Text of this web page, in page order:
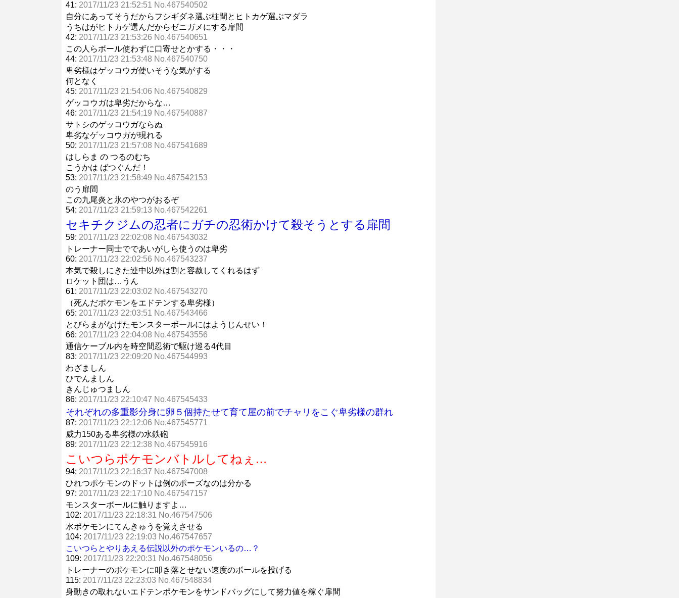
41: 2017/11/23 21:52:51 No.467540502
自分にあってそうだからフシギダネ選ぶ柱間とヒトカゲ選ぶマダラ
うちはがヒトカゲ選んだからゼニガメにする扉間
42: 2017/11/23 21:53:26 No.467540651
この人らボール使わずに口寄せとかする・・・
44: 2017/11/23 21:53:48 No.467540750
卑劣様はゲッコウガ使いそうな気がする
何となく
45: 2017/11/23 21:54:06 No.467540829
ゲッコウガは卑劣だからな…
46: 2017/11/23 21:54:19 No.467540887
サトシのゲッコウガならぬ
卑劣なゲッコウガが現れる
50: 2017/11/23 21:57:08 No.467541689
はしらま の つるのむち
こうかは ばつぐんだ！
53: 2017/11/23 21:58:49 No.467542153
のう扉間
この九尾炎と氷のやつがおるぞ
54: 2017/11/23 21:59:13 No.467542261
セキチクジムの忍者にガチの忍術かけて殺そうとする扉間
59: 2017/11/23 22:02:08 No.467543032
トレーナー同士でであいがしら使うのは卑劣
60: 2017/11/23 22:02:56 No.467543237
本気で殺しにきた連中以外は割と容赦してくれるはず
ロケット団は…うん
61: 2017/11/23 22:03:02 No.467543270
（死んだポケモンをエドテンする卑劣様）
65: 2017/11/23 22:03:51 No.467543466
とびらまがなげたモンスターボールにはようじんせい！
66: 2017/11/23 22:04:08 No.467543556
通信ケーブル内を時空間忍術で駆け巡る4代目
83: 2017/11/23 22:09:20 No.467544993
わざましん
ひでんましん
きんじゅつましん
86: 2017/11/23 22:10:47 No.467545433
それぞれの多重影分身に卵５個持たせて育て屋の前でチャリをこぐ卑劣様の群れ
87: 2017/11/23 22:12:06 No.467545771
威力150ある卑劣様の水鉄砲
89: 2017/11/23 22:12:38 No.467545916
こいつらポケモンバトルしてねぇ…
94: 2017/11/23 22:16:37 No.467547008
ひれつポケモンのドットは例のポーズなのは分かる
97: 2017/11/23 22:17:10 No.467547157
モンスターボールに触りますよ…
102: 2017/11/23 22:18:31 No.467547506
水ポケモンにてんきゅうを覚えさせる
104: 2017/11/23 22:19:03 No.467547657
こいつらとやりあえる伝説以外のポケモンいるの…？
109: 2017/11/23 22:20:31 No.467548056
トレーナーのポケモンに叩き落とせない速度のボールを投げる
115: 2017/11/23 22:23:03 No.467548834
身動きの取れないエドテンポケモンをサンドバッグにして努力値を稼ぐ扉間